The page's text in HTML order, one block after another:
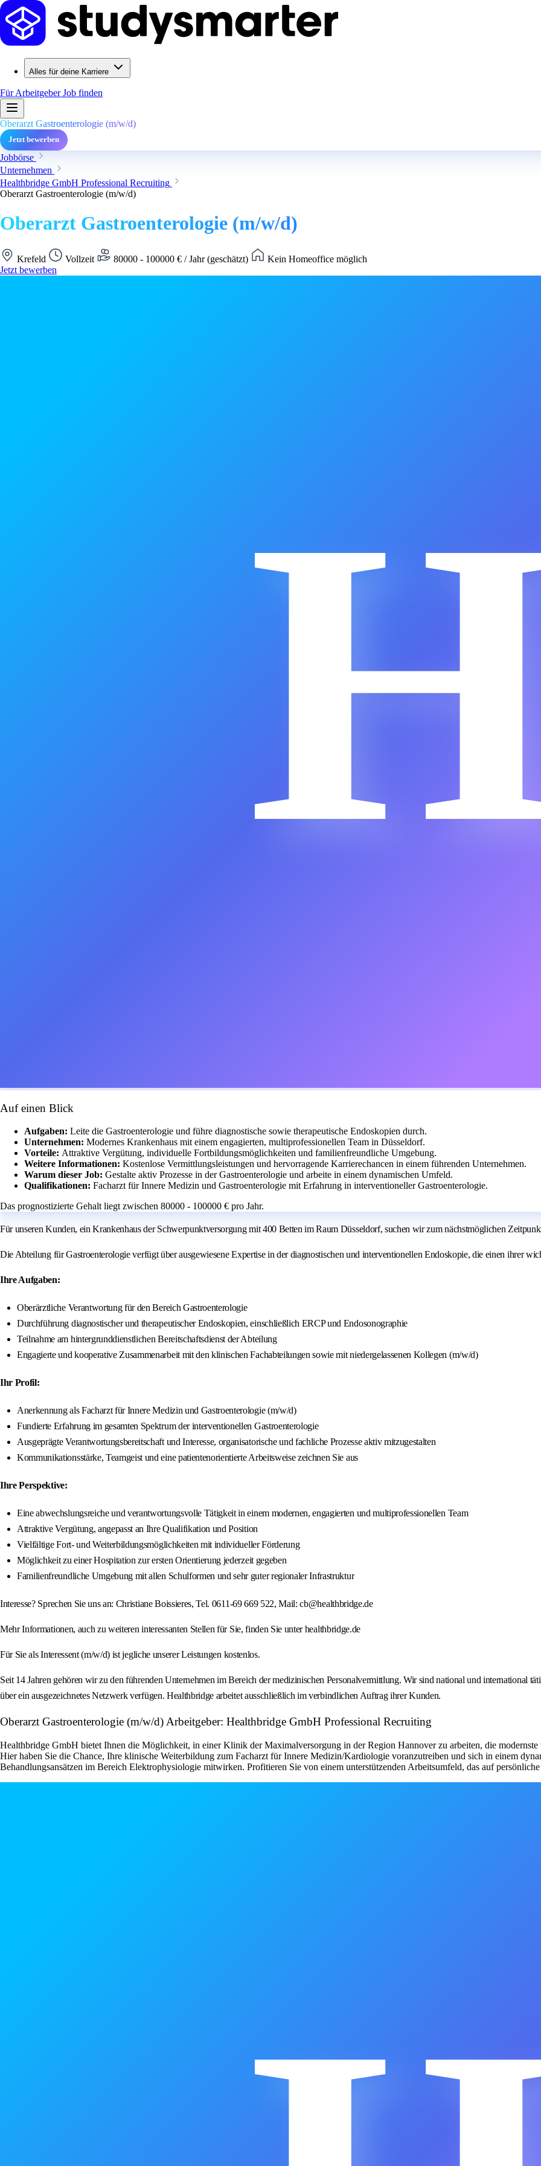
Alles für deine Karriere
Für ArbeitgeberJob finden
Oberarzt Gastroenterologie (m/w/d)
Jetzt bewerben
Jobbörse
Unternehmen
Healthbridge GmbH Professional Recruiting
Oberarzt Gastroenterologie (m/w/d)
Oberarzt Gastroenterologie (m/w/d)
Krefeld Vollzeit 80000 - 100000 € / Jahr (geschätzt)
Kein Homeoffice möglich
Jetzt bewerben
Auf einen Blick
Aufgaben: Leite die Gastroenterologie und führe diagnostische sowie therapeutische Endoskopien durch.
Unternehmen: Modernes Krankenhaus mit einem engagierten, multiprofessionellen Team in Düsseldorf.
Vorteile: Attraktive Vergütung, individuelle Fortbildungsmöglichkeiten und familienfreundliche Umgebung.
Weitere Informationen: Kostenlose Vermittlungsleistungen und hervorragende Karrierechancen in einem führenden Unternehmen.
Warum dieser Job: Gestalte aktiv Prozesse in der Gastroenterologie und arbeite in einem dynamischen Umfeld.
Qualifikationen: Facharzt für Innere Medizin und Gastroenterologie mit Erfahrung in interventioneller Gastroenterologie.
Das prognostizierte Gehalt liegt zwischen 80000 - 100000 € pro Jahr.
Für unseren Kunden, ein Krankenhaus der Schwerpunktversorgung mit 400 Betten im Raum Düsseldorf, suchen wir zum nächstmöglichen
Die Abteilung für Gastroenterologie verfügt über ausgewiesene Expertise in der diagnostischen und interventionellen Endoskopie, die einen ihrer
Ihre Aufgaben:
Oberärztliche Verantwortung für den Bereich Gastroenterologie
Durchführung diagnostischer und therapeutischer Endoskopien, einschließlich ERCP und Endosonographie
Teilnahme am hintergrunddienstlichen Bereitschaftsdienst der Abteilung
Engagierte und kooperative Zusammenarbeit mit den klinischen Fachabteilungen sowie mit niedergelassenen Kollegen (m/w/d)
Ihr Profil:
Anerkennung als Facharzt für Innere Medizin und Gastroenterologie (m/w/d)
Fundierte Erfahrung im gesamten Spektrum der interventionellen Gastroenterologie
Ausgeprägte Verantwortungsbereitschaft und Interesse, organisatorische und fachliche Prozesse aktiv mitzugestalten
Kommunikationsstärke, Teamgeist und eine patientenorientierte Arbeitsweise zeichnen Sie aus
Ihre Perspektive:
Eine abwechslungsreiche und verantwortungsvolle Tätigkeit in einem modernen, engagierten und multiprofessionellen Team
Attraktive Vergütung, angepasst an Ihre Qualifikation und Position
Vielfältige Fort- und Weiterbildungsmöglichkeiten mit individueller Förderung
Möglichkeit zu einer Hospitation zur ersten Orientierung jederzeit gegeben
Familienfreundliche Umgebung mit allen Schulformen und sehr guter regionaler Infrastruktur
Interesse? Sprechen Sie uns an: Christiane Boissieres, Tel. 0611-69 669 522, Mail: cb@healthbridge.de
Mehr Informationen, auch zu weiteren interessanten Stellen für Sie, finden Sie unter healthbridge.de
Für Sie als Interessent (m/w/d) ist jegliche unserer Leistungen kostenlos.
Seit 14 Jahren gehören wir zu den führenden Unternehmen im Bereich der medizinischen Personalvermittlung. Wir sind national und international
über ein ausgezeichnetes Netzwerk verfügen. Healthbridge arbeitet ausschließlich im verbindlichen Auftrag ihrer Kunden.
Oberarzt Gastroenterologie (m/w/d) Arbeitgeber: Healthbridge GmbH Professional Recruiting
Healthbridge GmbH bietet Ihnen die Möglichkeit, in einer Klinik der Maximalversorgung in der Region Hannover zu arbeiten, die modernste
Hier haben Sie die Chance, Ihre klinische Weiterbildung zum Facharzt für Innere Medizin/Kardiologie voranzutreiben und sich in einem
Behandlungsansätzen im Bereich Elektrophysiologie mitwirken. Profitieren Sie von einem unterstützenden Arbeitsumfeld, das auf